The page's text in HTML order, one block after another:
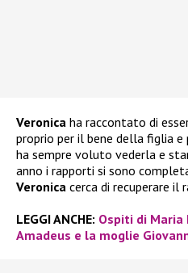
Veronica ha raccontato di
proprio per il bene della figlia e
ha sempre voluto vederla e
anno i rapporti si sono
Veronica cerca di recuperare il
LEGGI ANCHE: Ospiti di Maria
Amadeus e la moglie